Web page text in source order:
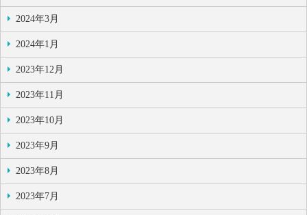
2024年3月
2024年1月
2023年12月
2023年11月
2023年10月
2023年9月
2023年8月
2023年7月